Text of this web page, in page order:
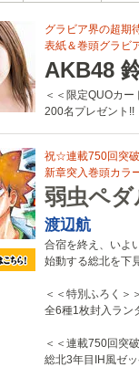
グラビア界の超期
表紙＆巻頭グラビ
AKB48
＜＜限定QUOカー
200名プレゼント!!
祝☆連載750回突破
新章突入巻頭カラ
弱虫ペダ
渡辺航
合宿を終え、いよ
始動する総北を下
＜＜特別ふろく＞＞
全6種1枚封入ラン
＜＜連載750回突
総北3年目IH風ゼ